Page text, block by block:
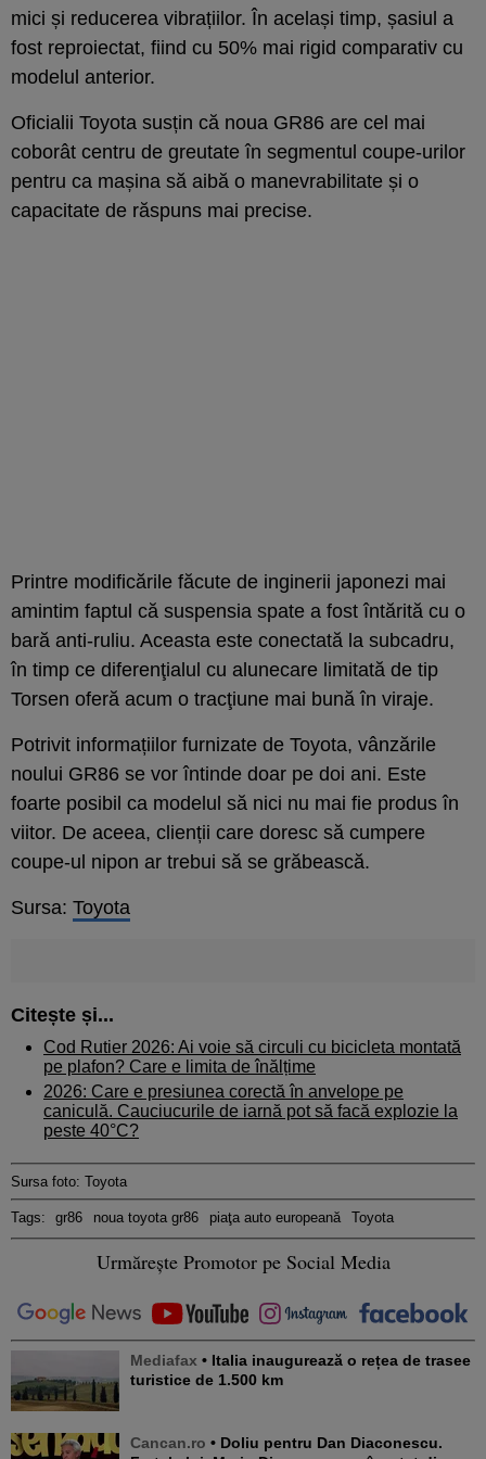
mici și reducerea vibrațiilor. În același timp, șasiul a
fost reproiectat, fiind cu 50% mai rigid comparativ cu
modelul anterior.
Oficialii Toyota susțin că noua GR86 are cel mai
coborât centru de greutate în segmentul coupe-urilor
pentru ca mașina să aibă o manevrabilitate și o
capacitate de răspuns mai precise.
Printre modificările făcute de inginerii japonezi mai
amintim faptul că suspensia spate a fost întărită cu o
bară anti-ruliu. Aceasta este conectată la subcadru,
în timp ce diferenţialul cu alunecare limitată de tip
Torsen oferă acum o tracţiune mai bună în viraje.
Potrivit informațiilor furnizate de Toyota, vânzările
noului GR86 se vor întinde doar pe doi ani. Este
foarte posibil ca modelul să nici nu mai fie produs în
viitor. De aceea, clienții care doresc să cumpere
coupe-ul nipon ar trebui să se grăbească.
Sursa: Toyota
Citește și...
Cod Rutier 2026: Ai voie să circuli cu bicicleta montată
pe plafon? Care e limita de înălțime
2026: Care e presiunea corectă în anvelope pe
caniculă. Cauciucurile de iarnă pot să facă explozie la
peste 40°C?
Sursa foto: Toyota
Tags: gr86 noua toyota gr86 piaţa auto europeană Toyota
Urmărește Promotor pe Social Media
Mediafax • Italia inaugurează o rețea de trasee
turistice de 1.500 km
Cancan.ro • Doliu pentru Dan Diaconescu.